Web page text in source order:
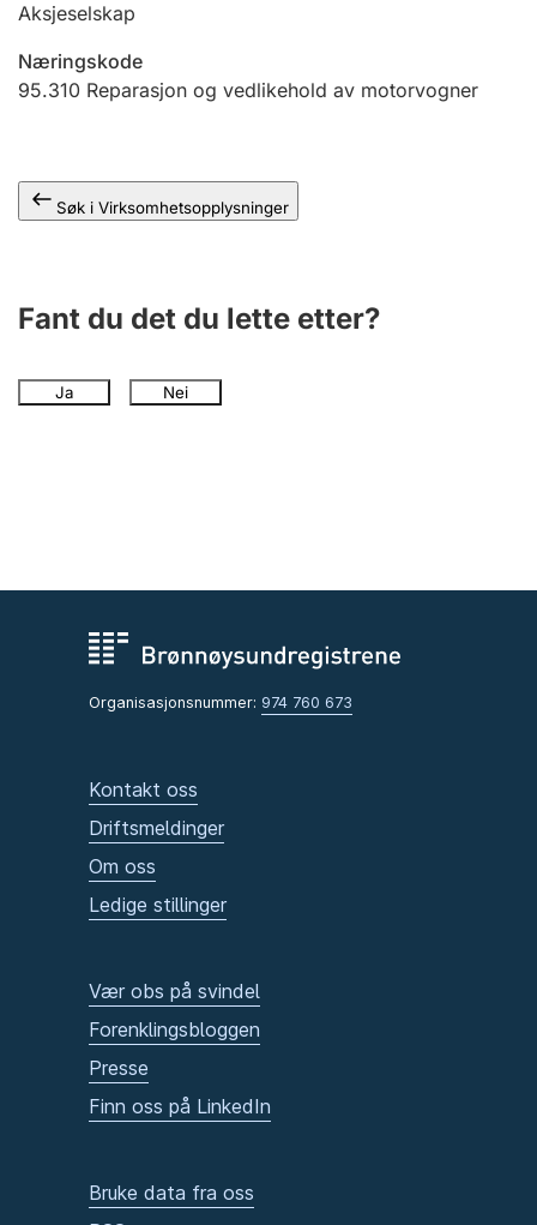
Offentlig sektor
Aksjeselskap
Næringskode
95.310 Reparasjon og vedlikehold av motorvogner
Søk i Virksomhetsopplysninger
Fant du det du lette etter?
Ja Nei
Organisasjonsnummer: 974 760 673
Kontakt oss
Driftsmeldinger
Om oss
Ledige stillinger
Vær obs på svindel
Forenklingsbloggen
Presse
Finn oss på LinkedIn
Bruke data fra oss